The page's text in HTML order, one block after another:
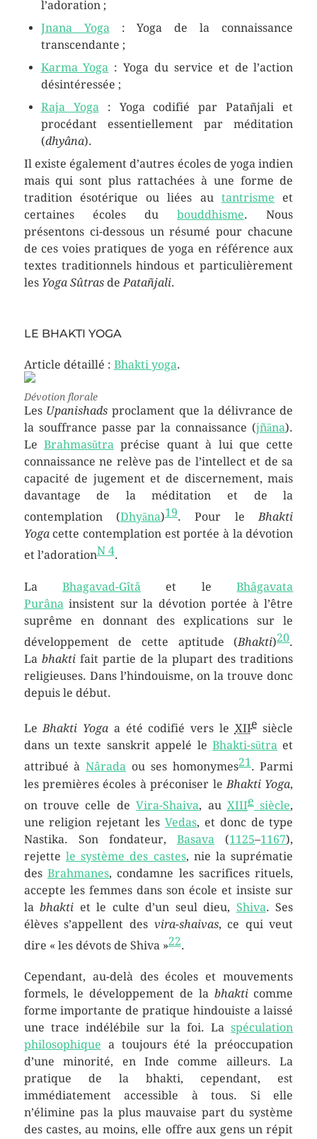
l’adoration ;
Jnana Yoga: Yoga de la connaissance
transcendante ;
Karma Yoga : Yoga du service et de l’action
désintéressée ;
Raja Yoga: Yoga codifié par Patañjali et
procédant essentiellement par méditation
(dhyâna).
Il existe également d’autres écoles de yoga indien
mais qui sont plus rattachées à une forme de
tradition ésotérique ou liées autantrisme et
certaines écoles dubouddhisme. Nous
présentons ci-dessous un résumé pour chacune
de ces voies pratiques de yoga en référence aux
textes traditionnels hindous et particulièrement
les Yoga SûtrasdePatañjali.
LE BHAKTI YOGA
Article détaillé : Bhakti yoga.
Dévotion florale
Les Upanishads proclament que la délivrance de
la souffrance passe par la connaissance (jñāna).
Le Brahmasūtra précise quant à lui que cette
connaissance ne relève pas de l’intellect et de sa
capacité de jugement et de discernement, mais
davantage de la méditation et de la
contemplation (Dhyāna)19. Pour leBhakti
Yogacette contemplation est portée à la dévotion
et l’adorationN 4.
LaBhagavad-Gîtâ et leBhâgavata
Purâna insistent sur la dévotion portée à l’être
suprême en donnant des explications sur le
développement de cette aptitude (Bhakti)20.
La bhaktifait partie de la plupart des traditions
religieuses. Dans l’hindouisme, on la trouve donc
depuis le début.
LeBhakti Yoga a été codifié vers le XIIe siècle
dans un texte sanskrit appelé le Bhakti-sūtra et
attribué àNârada ou ses homonymes21. Parmi
les premières écoles à préconiser le Bhakti Yoga,
on trouve celle deVira-Shaiva, auXIIIe siècle,
une religion rejetant les Vedas, et donc de type
Nastika. Son fondateur,Basava (1125–1167),
rejette le système des castes, nie la suprématie
des Brahmanes, condamne les sacrifices rituels,
accepte les femmes dans son école et insiste sur
labhakti et le culte d’un seul dieu, Shiva. Ses
élèves s’appellent des vira-shaivas, ce qui veut
dire « les dévots de Shiva »22.
Cependant, au-delà des écoles et mouvements
formels, le développement de la bhakticomme
forme importante de pratique hindouiste a laissé
une trace indélébile sur la foi. Laspéculation
philosophique a toujours été la préoccupation
d’une minorité, en Inde comme ailleurs. La
pratique de la bhakti, cependant, est
immédiatement accessible à tous. Si elle
n’élimine pas la plus mauvaise part du système
des castes, au moins, elle offre aux gens un répit